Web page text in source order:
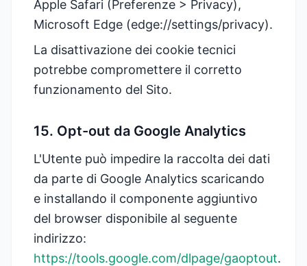
Apple Safari (Preferenze > Privacy),
Microsoft Edge (edge://settings/privacy).
La disattivazione dei cookie tecnici
potrebbe compromettere il corretto
funzionamento del Sito.
15. Opt-out da Google Analytics
L'Utente può impedire la raccolta dei dati
da parte di Google Analytics scaricando
e installando il componente aggiuntivo
del browser disponibile al seguente
indirizzo:
https://tools.google.com/dlpage/gaoptout.